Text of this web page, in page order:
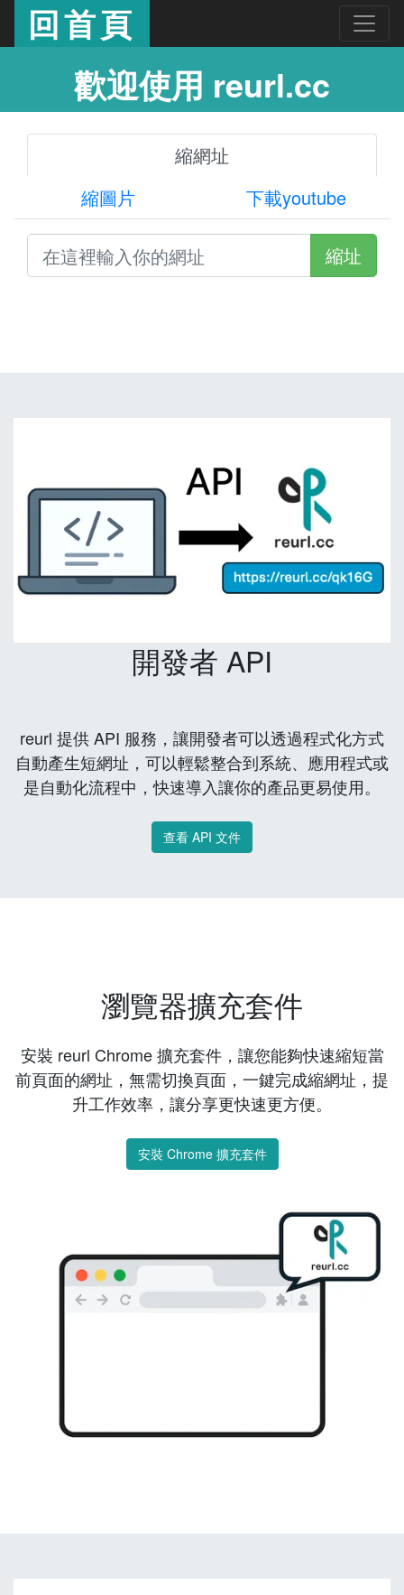
回首頁
歡迎使用 reurl.cc
縮網址
縮圖片
下載youtube
縮址
開發者 API
reurl 提供 API 服務，讓開發者可以透過程式化方式
自動產生短網址，可以輕鬆整合到系統、應用程式或
是自動化流程中，快速導入讓你的產品更易使用。
查看 API 文件
瀏覽器擴充套件
安裝 reurl Chrome 擴充套件，讓您能夠快速縮短當
前頁面的網址，無需切換頁面，一鍵完成縮網址，提
升工作效率，讓分享更快速更方便。
安裝 Chrome 擴充套件